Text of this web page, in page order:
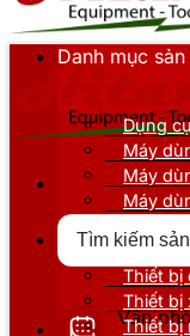
Văn
Danh mục
Dụng
Máy
Máy
Máy
Thiết bị
Thiết bị
Thiết bị
Thiết bị